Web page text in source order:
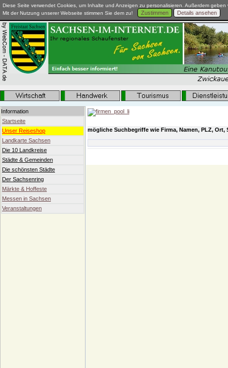
Diese Seite verwendet Cookies, um Inhalte und Anzeigen zu personalisieren. Außerdem
Mit der Nutzung unserer Webseite stimmen Sie dem zu!
Zustimmen Details ansehen
Information
Startseite
Unser Reiseshop
Landkarte Sachsen
Die 10 Landkreise
Städte & Gemeinden
Die schönsten Städte
Der Sachsenring
Märkte & Hoffeste
Messen in Sachsen
Veranstaltungen
mögliche Suchbegriffe wie Firma, Namen, PLZ, Ort,